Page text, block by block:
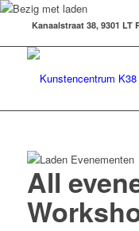
Kanaalstraat 38, 9301
All